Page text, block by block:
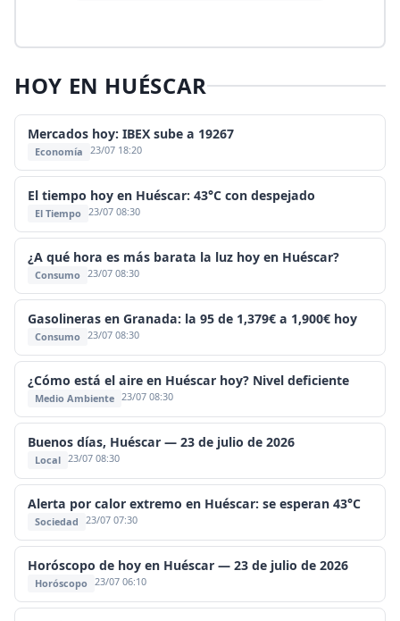
HOY EN HUÉSCAR
Mercados hoy: IBEX sube a 19267
Economía 23/07 18:20
El tiempo hoy en Huéscar: 43°C con despejado
El Tiempo 23/07 08:30
¿A qué hora es más barata la luz hoy en Huéscar?
Consumo 23/07 08:30
Gasolineras en Granada: la 95 de 1,379€ a 1,900€ hoy
Consumo 23/07 08:30
¿Cómo está el aire en Huéscar hoy? Nivel deficiente
Medio Ambiente 23/07 08:30
Buenos días, Huéscar — 23 de julio de 2026
Local 23/07 08:30
Alerta por calor extremo en Huéscar: se esperan 43°C
Sociedad 23/07 07:30
Horóscopo de hoy en Huéscar — 23 de julio de 2026
Horóscopo 23/07 06:10